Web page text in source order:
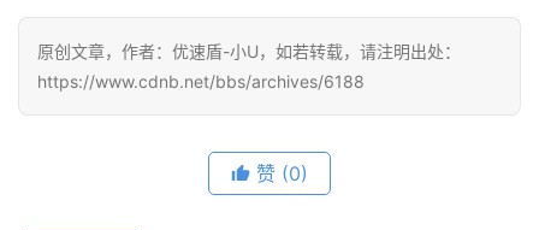
原创文章，作者：优速盾-小U，如若转载，请注明出处：
https://www.cdnb.net/bbs/archives/6188
赞 (0)